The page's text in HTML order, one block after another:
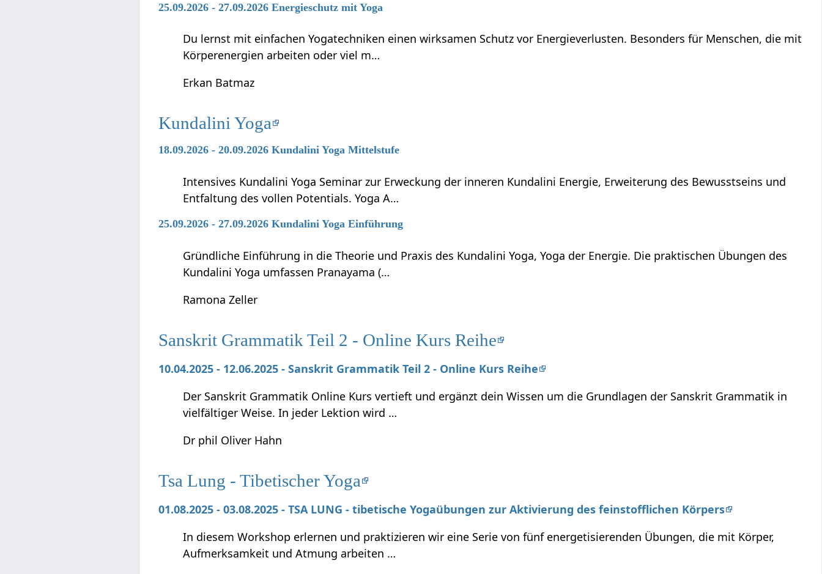
25.09.2026 - 27.09.2026 Energieschutz mit Yoga
Du lernst mit einfachen Yogatechniken einen wirksamen Schutz vor Energieverlusten. Besonders für Menschen, die mit
Körperenergien arbeiten oder viel m…
Erkan Batmaz
Kundalini Yoga
18.09.2026 - 20.09.2026 Kundalini Yoga Mittelstufe
Intensives Kundalini Yoga Seminar zur Erweckung der inneren Kundalini Energie, Erweiterung des Bewusstseins und
Entfaltung des vollen Potentials. Yoga A…
25.09.2026 - 27.09.2026 Kundalini Yoga Einführung
Gründliche Einführung in die Theorie und Praxis des Kundalini Yoga, Yoga der Energie. Die praktischen Übungen des
Kundalini Yoga umfassen Pranayama (…
Ramona Zeller
Sanskrit Grammatik Teil 2 - Online Kurs Reihe
10.04.2025 - 12.06.2025 - Sanskrit Grammatik Teil 2 - Online Kurs Reihe
Der Sanskrit Grammatik Online Kurs vertieft und ergänzt dein Wissen um die Grundlagen der Sanskrit Grammatik in
vielfältiger Weise. In jeder Lektion wird …
Dr phil Oliver Hahn
Tsa Lung - Tibetischer Yoga
01.08.2025 - 03.08.2025 - TSA LUNG - tibetische Yogaübungen zur Aktivierung des feinstofflichen Körpers
In diesem Workshop erlernen und praktizieren wir eine Serie von fünf energetisierenden Übungen, die mit Körper,
Aufmerksamkeit und Atmung arbeiten …